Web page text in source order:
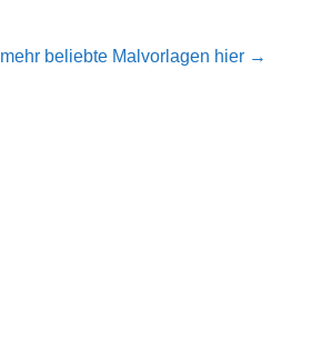
mehr beliebte Malvorlagen hier →